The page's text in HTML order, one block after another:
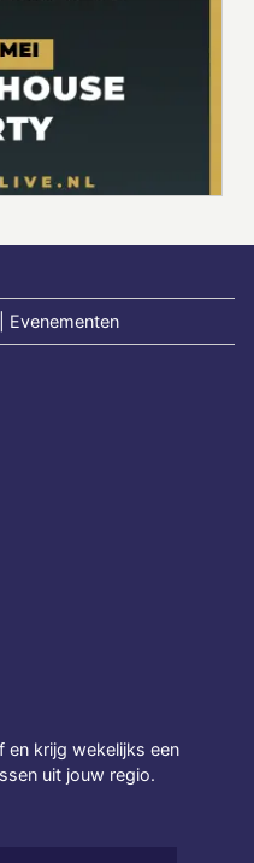
Evenementen
en krijg wekelijks een
uit jouw regio.